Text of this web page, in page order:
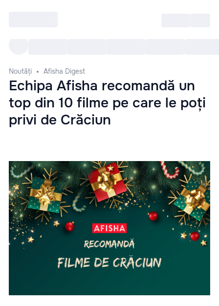
Noutăți Afisha Digest
Echipa Afisha recomandă un
top din 10 filme pe care le poți
privi de Crăciun